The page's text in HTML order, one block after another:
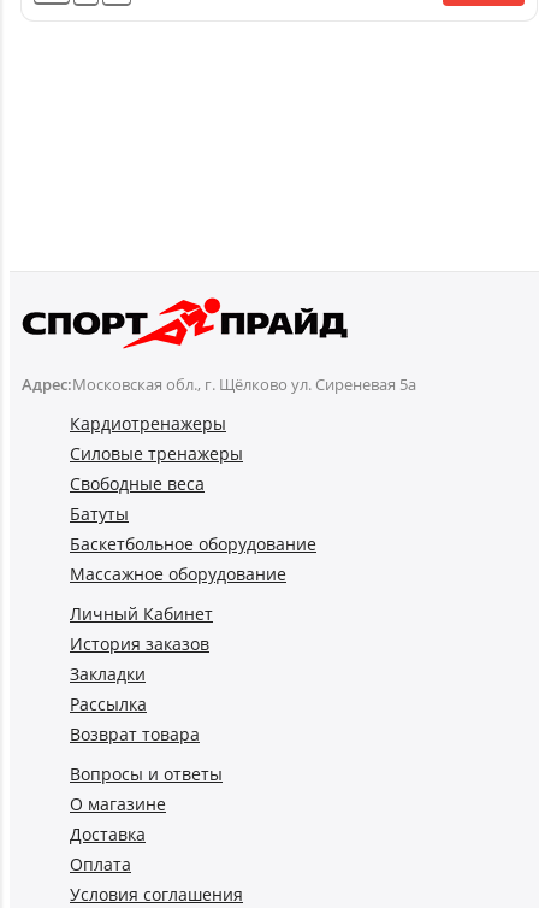
Адрес:Московская обл., г. Щёлково ул. Сиреневая 5а
Кардиотренажеры
Силовые тренажеры
Свободные веса
Батуты
Баскетбольное оборудование
Массажное оборудование
Личный Кабинет
История заказов
Закладки
Рассылка
Возврат товара
Вопросы и ответы
О магазине
Доставка
Оплата
Условия соглашения